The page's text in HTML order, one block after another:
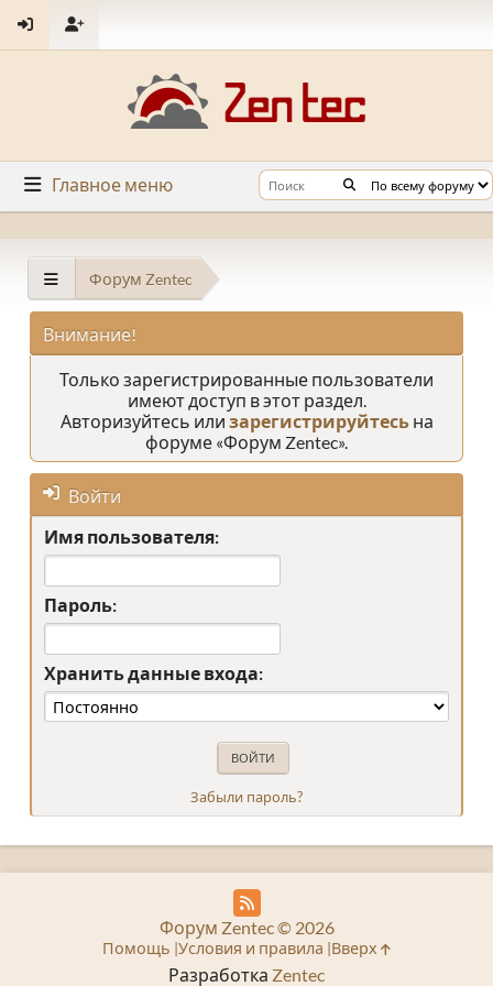
Главное меню
Форум Zentec
Внимание!
Только зарегистрированные пользователи
имеют доступ в этот раздел.
Авторизуйтесь или зарегистрируйтесьна
форуме «Форум Zentec».
Войти
Имя пользователя:
Пароль:
Хранить данные входа:
Забыли пароль?
Разработка Zentec
Форум Zentec © 2026
Помощь Условия и правила Вверх